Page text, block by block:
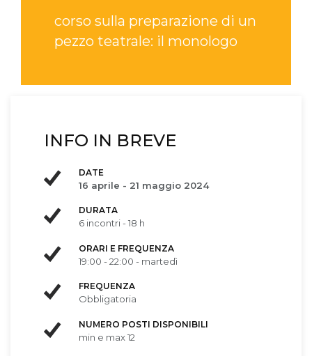
corso sulla preparazione di un
pezzo teatrale: il monologo
INFO IN BREVE
DATE
16 aprile - 21 maggio 2024
DURATA
6 incontri - 18 h
ORARI E FREQUENZA
19:00 - 22:00 - martedì
FREQUENZA
Obbligatoria
NUMERO POSTI DISPONIBILI
min e max 12